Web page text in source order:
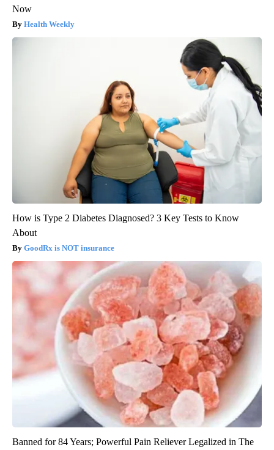
Now
Health Weekly
How is Type 2 Diabetes Diagnosed? 3 Key Tests to Know
About
GoodRx is NOT insurance
Banned for 84 Years; Powerful Pain Reliever Legalized in The